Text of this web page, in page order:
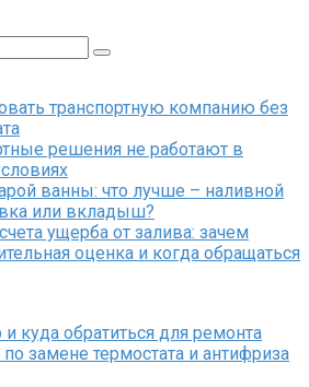
транспортную компанию без
решения не работают в
ванны: что лучше – наливной
или вкладыш?
ущерба от залива: зачем
оценка и когда обращаться
и куда обратиться для ремонта
замене термостата и антифриза